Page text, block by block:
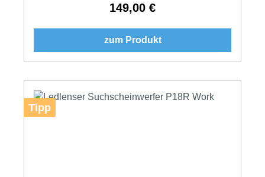
Regulärer Preis:
149,00 €
zum Produkt
Tipp